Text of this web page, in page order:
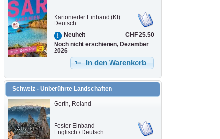
Kartonierter Einband (Kt)
Deutsch
Neuheit
CHF 25.50
Noch nicht erschienen, Dezember
2026
In den Warenkorb
Schweiz - Unberührte Landschaften
Gerth, Roland
Fester Einband
Englisch / Deutsch